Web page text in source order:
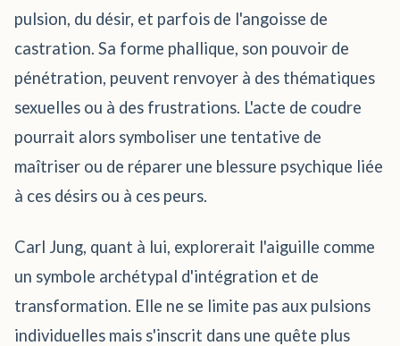
pulsion, du désir, et parfois de l'angoisse de
castration. Sa forme phallique, son pouvoir de
pénétration, peuvent renvoyer à des thématiques
sexuelles ou à des frustrations. L'acte de coudre
pourrait alors symboliser une tentative de
maîtriser ou de réparer une blessure psychique liée
à ces désirs ou à ces peurs.
Carl Jung, quant à lui, explorerait l'aiguille comme
un symbole archétypal d'intégration et de
transformation. Elle ne se limite pas aux pulsions
individuelles mais s'inscrit dans une quête plus